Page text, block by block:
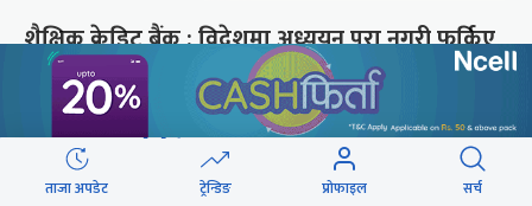
शैक्षिक क्रेडिट बैंक : विदेशमा अध्ययन पूरा नगरी फर्किए
नेपालमा निरन्तरता
छुटाउनुभयो कि ?
ताजा अपडेट ट्रेन्डिङ प्रोफाइल सर्च